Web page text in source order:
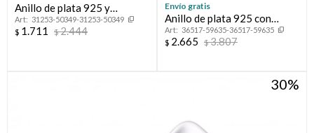
Anillo de plata 925 y
esmalte, OJO TURCO.
31253-50349-31253-50349
$ 1.711 $2.444
Envío gratis
Anillo de plata 925 con
circonias, CORAZON
36517-59635-36517-59635
$ 2.665 $3.807
30